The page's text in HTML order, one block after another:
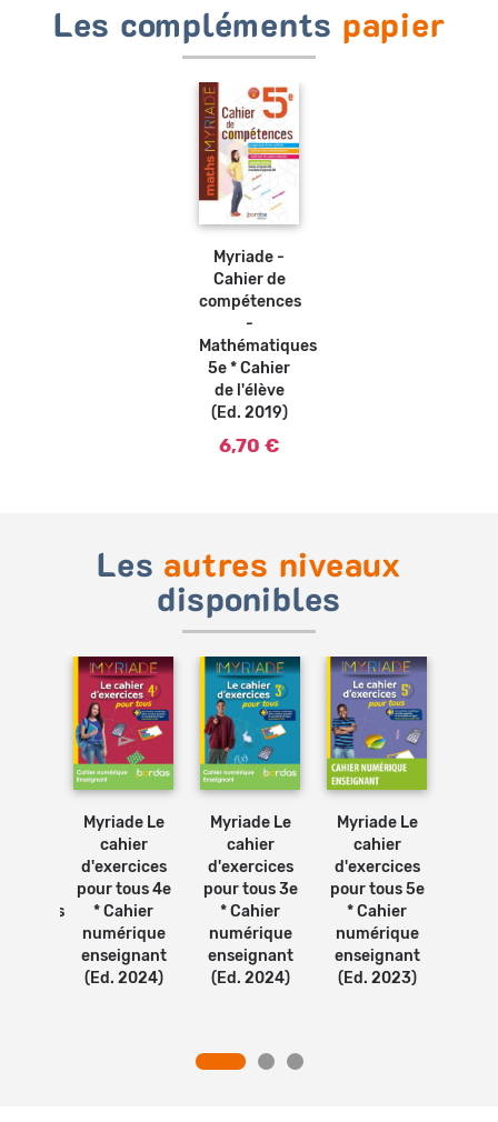
Les compléments papier
Ajouter
au
Myriade -
Cahier de
compétences
-
Mathématiques
5e * Cahier
de l'élève
(Ed. 2019)
6,70 €
Les autres niveaux
disponibles
Myriade Le
cahier
d'exercices
pour tous 4e
* Cahier
numérique
enseignant
(Ed. 2024)
Myriade Le
cahier
d'exercices
pour tous 3e
* Cahier
numérique
enseignant
(Ed. 2024)
Myriade Le
cahier
d'exercices
pour tous 5e
* Cahier
numérique
enseignant
(Ed. 2023)